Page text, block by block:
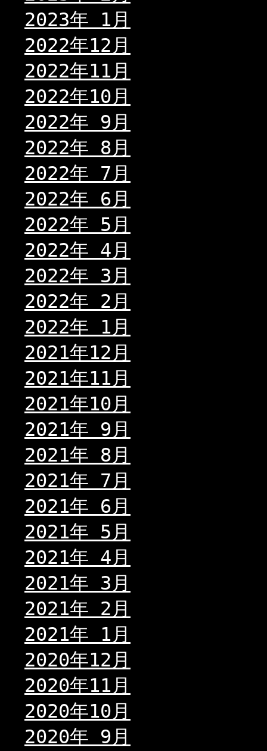
2023年 1月
2022年12月
2022年11月
2022年10月
2022年 9月
2022年 8月
2022年 7月
2022年 6月
2022年 5月
2022年 4月
2022年 3月
2022年 2月
2022年 1月
2021年12月
2021年11月
2021年10月
2021年 9月
2021年 8月
2021年 7月
2021年 6月
2021年 5月
2021年 4月
2021年 3月
2021年 2月
2021年 1月
2020年12月
2020年11月
2020年10月
2020年 9月